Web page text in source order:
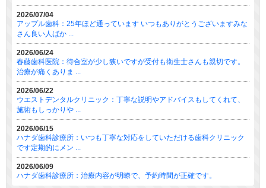
2026/07/04
アップル歯科：25年ほど通っています いつもありがとうございますみな
さん良い人ばか ...
2026/06/24
春藤歯科医院：待合室が少し狭いですが受付も衛生士さんも親切です。
治療が痛くありま ...
2026/06/22
ウエストデンタルクリニック：丁寧な説明やアドバイスもしてくれて、
施術もしっかりや ...
2026/06/15
ハナダ歯科診療所：いつも丁寧な対応をしていただける歯科クリニック
です定期的にメン ...
2026/06/09
ハナダ歯科診療所：治療内容が明瞭で、予約時間が正確です。